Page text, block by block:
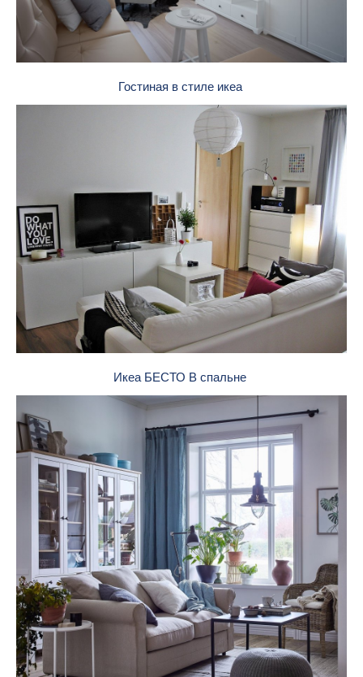
Гостиная в стиле икеа
Икеа БЕСТО В спальне